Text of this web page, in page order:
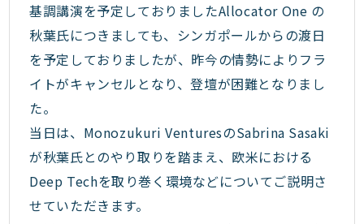
基調講演を予定しておりましたAllocator One の
秋葉氏につきましても、シンガポールからの渡日
を予定しておりましたが、昨今の情勢によりフラ
イトがキャンセルとなり、登壇が困難となりまし
た。
当日は、Monozukuri VenturesのSabrina Sasaki
が秋葉氏とのやり取りを踏まえ、欧米における
Deep Techを取り巻く環境などについてご説明さ
せていただきます。